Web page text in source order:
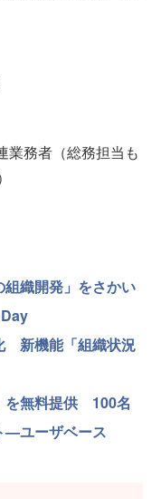
業務者（総務担当も
織開発」をさかい
新機能「組織状況
を無料提供 100名
—ユーザベース